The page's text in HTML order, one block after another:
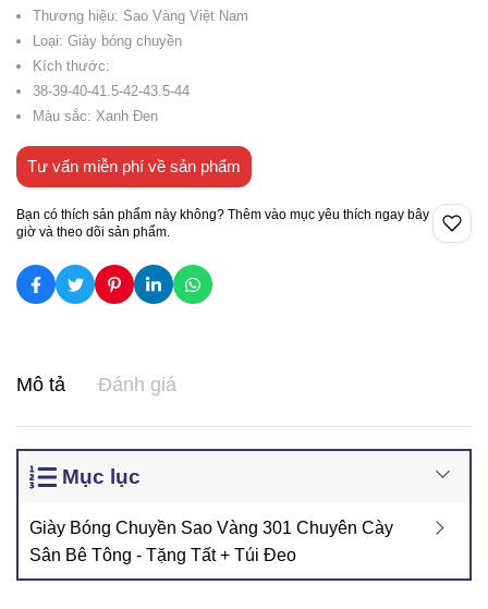
Thương hiệu: Sao Vàng Việt Nam
Loại: Giày bóng chuyền
Kích thước:
38-39-40-41.5-42-43.5-44
Màu sắc: Xanh Đen
Tư vấn miễn phí về sản phẩm
Bạn có thích sản phẩm này không? Thêm vào mục yêu thích ngay bây
giờ và theo dõi sản phẩm.
Mô tả Đánh giá
Mục lục
Giày Bóng Chuyền Sao Vàng 301 Chuyên Cày
Sân Bê Tông - Tặng Tất + Túi Đeo